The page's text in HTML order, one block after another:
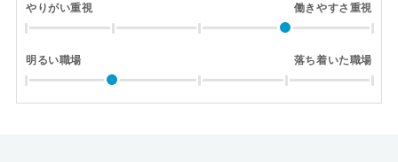
やりがい重視 働きやすさ重視
明るい職場 落ち着いた職場